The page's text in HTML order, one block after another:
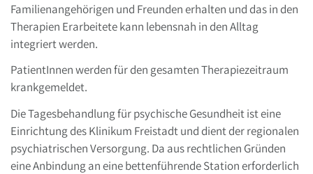
Familienangehörigen und Freunden erhalten und das in den
Therapien Erarbeitete kann lebensnah in den Alltag
integriert werden.
PatientInnen werden für den gesamten Therapiezeitraum
krankgemeldet.
Die Tagesbehandlung für psychische Gesundheit ist eine
Einrichtung des Klinikum Freistadt und dient der regionalen
psychiatrischen Versorgung. Da aus rechtlichen Gründen
eine Anbindung an eine bettenführende Station erforderlich